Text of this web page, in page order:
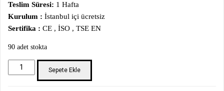
Teslim Süresi: 1 Hafta
Kurulum : İstanbul içi ücretsiz
Sertifika : CE , İSO , TSE EN
90 adet stokta
Kişisel
Telefon
Sepete Ekle